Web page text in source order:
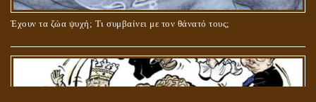
Έχουν τα ζώα ψυχή; Τι συμβαίνει με τον θάνατό τους;